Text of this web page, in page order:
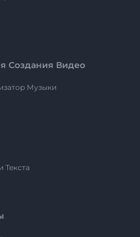
Создания Видео
Музыки
Текста